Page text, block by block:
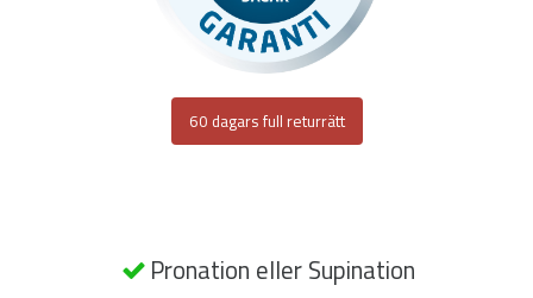
60 dagars full returrätt
Pronation eller Supination